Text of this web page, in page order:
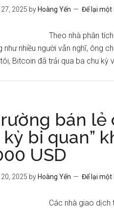
2025 by Hoàng Yến Để lại một
Theo nhà phân
như nhiều người vẫn nghĩ, ông
Bitcoin đã trải qua ba chu kỳ
bán lẻ
kỳ bi quan”
USD
2025 by Hoàng Yến Để lại một
Các nhà giao dịch